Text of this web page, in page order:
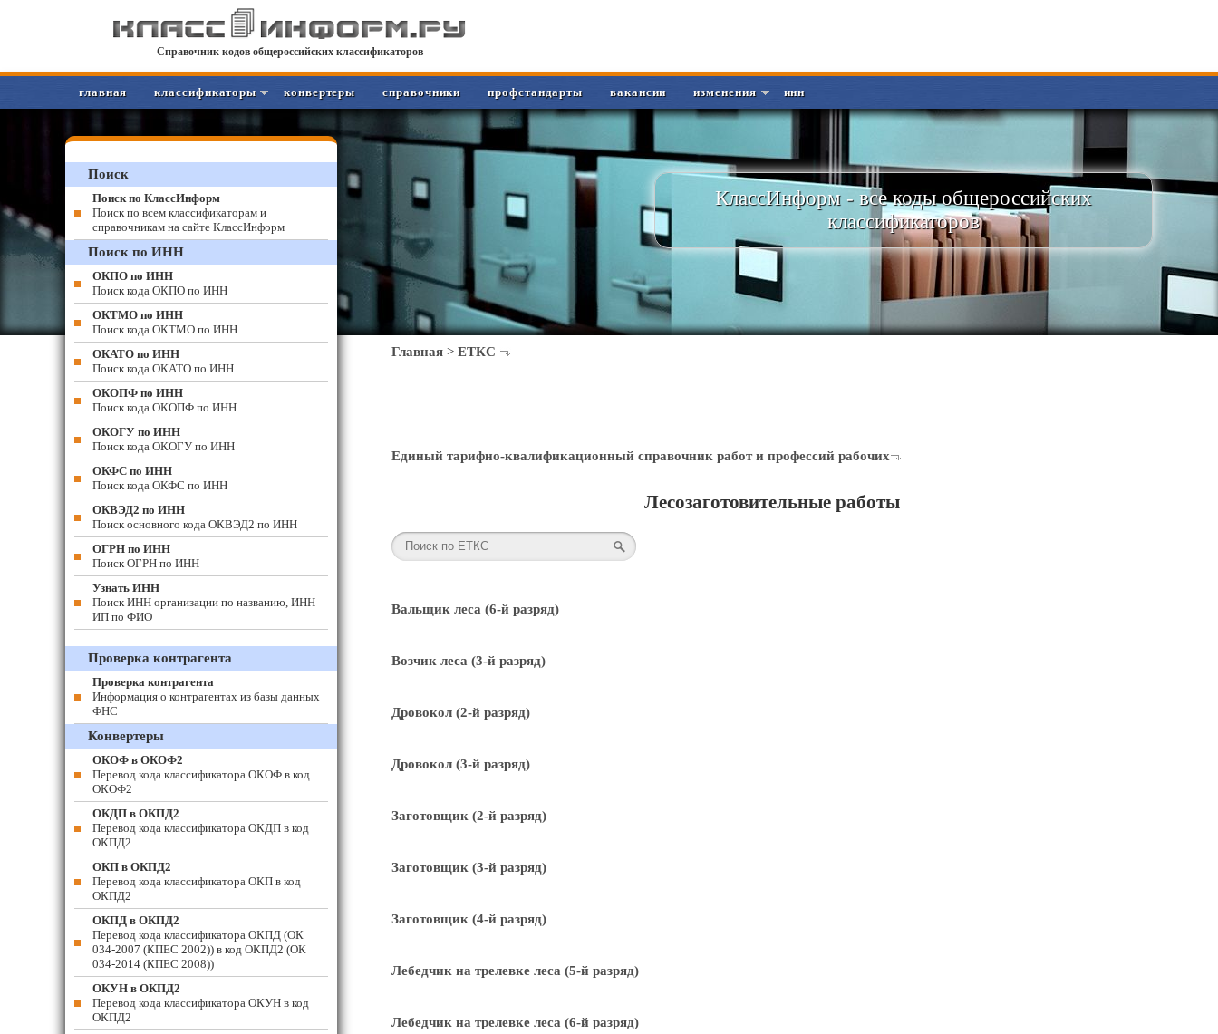
Справочник кодов общероссийских классификаторов
главная классификаторы конвертеры справочники профстандарты вакансии изменения инн
КлассИнформ - все коды общероссийских
классификаторов
Главная > ЕТКС
Единый тарифно-квалификационный справочник работ и профессий рабочих
Лесозаготовительные работы
Вальщик леса (6-й разряд)
Возчик леса (3-й разряд)
Дровокол (2-й разряд)
Дровокол (3-й разряд)
Заготовщик (2-й разряд)
Заготовщик (3-й разряд)
Заготовщик (4-й разряд)
Лебедчик на трелевке леса (5-й разряд)
Лебедчик на трелевке леса (6-й разряд)
Поиск
Поиск по КлассИнформ
Поиск по всем классификаторам и
справочникам на сайте КлассИнформ
Поиск по ИНН
ОКПО по ИНН
Поиск кода ОКПО по ИНН
ОКТМО по ИНН
Поиск кода ОКТМО по ИНН
ОКАТО по ИНН
Поиск кода ОКАТО по ИНН
ОКОПФ по ИНН
Поиск кода ОКОПФ по ИНН
ОКОГУ по ИНН
Поиск кода ОКОГУ по ИНН
ОКФС по ИНН
Поиск кода ОКФС по ИНН
ОКВЭД2 по ИНН
Поиск основного кода ОКВЭД2 по ИНН
ОГРН по ИНН
Поиск ОГРН по ИНН
Узнать ИНН
Поиск ИНН организации по названию, ИНН
ИП по ФИО
Проверка контрагента
Проверка контрагента
Информация о контрагентах из базы данных
ФНС
Конвертеры
ОКОФ в ОКОФ2
Перевод кода классификатора ОКОФ в код
ОКОФ2
ОКДП в ОКПД2
Перевод кода классификатора ОКДП в код
ОКПД2
ОКП в ОКПД2
Перевод кода классификатора ОКП в код
ОКПД2
ОКПД в ОКПД2
Перевод кода классификатора ОКПД (ОК
034-2007 (КПЕС 2002)) в код ОКПД2 (ОК
034-2014 (КПЕС 2008))
ОКУН в ОКПД2
Перевод кода классификатора ОКУН в код
ОКПД2